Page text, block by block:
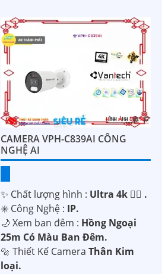
CAMERA VPH-C839AI CÔNG
NGHỆ AI
✨ Chất lượng hình : Ultra 4k 👍🏾 .
✳️ Công Nghệ : IP.
🌙 Xem ban đêm : Hồng Ngoại
25m Có Màu Ban Ðêm.
🔩 Thiết Kế Camera Thân Kim
loại.